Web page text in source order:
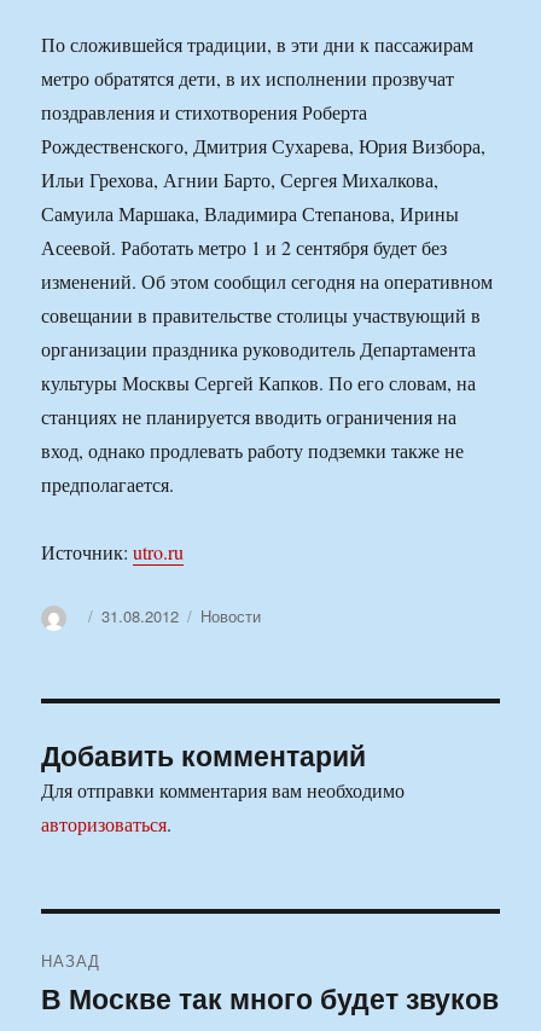
По сложившейся традиции, в эти дни к пассажирам
метро обратятся дети, в их исполнении прозвучат
поздравления и стихотворения Роберта
Рождественского, Дмитрия Сухарева, Юрия Визбора,
Ильи Грехова, Агнии Барто, Сергея Михалкова,
Самуила Маршака, Владимира Степанова, Ирины
Асеевой. Работать метро 1 и 2 сентября будет без
изменений. Об этом сообщил сегодня на оперативном
совещании в правительстве столицы участвующий в
организации праздника руководитель Департамента
культуры Москвы Сергей Капков. По его словам, на
станциях не планируется вводить ограничения на
вход, однако продлевать работу подземки также не
предполагается.
Источник:utro.ru
АвторОпубликовано
31.08.2012 Рубрики
Новости
Добавить комментарий
Для отправки комментария вам необходимо
авторизоваться.
по
НАЗАД
Предыдущая
В Москве так много будет звуков